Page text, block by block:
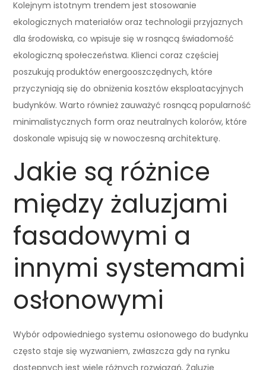
Kolejnym istotnym trendem jest stosowanie
ekologicznych materiałów oraz technologii przyjaznych
dla środowiska, co wpisuje się w rosnącą świadomość
ekologiczną społeczeństwa. Klienci coraz częściej
poszukują produktów energooszczędnych, które
przyczyniają się do obniżenia kosztów eksploatacyjnych
budynków. Warto również zauważyć rosnącą popularność
minimalistycznych form oraz neutralnych kolorów, które
doskonale wpisują się w nowoczesną architekturę.
Jakie są różnice
między żaluzjami
fasadowymi a
innymi systemami
osłonowymi
Wybór odpowiedniego systemu osłonowego do budynku
często staje się wyzwaniem, zwłaszcza gdy na rynku
dostępnych jest wiele różnych rozwiązań. Żaluzje